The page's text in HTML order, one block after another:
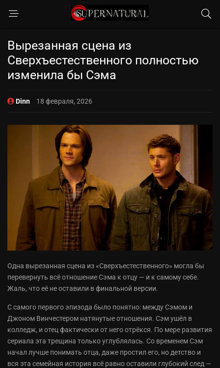
Вырезанная сцена из
Сверхъестественного полностью
изменила бы Сэма
Dinn 18 февраля, 2026
Одна вырезанная сцена из «Сверхъестественного» могла бы
перевернуть всё отношение Сэма к отцу — и к самому себе.
Жаль, что её не оставили в финальной версии.
С самого первого эпизода было понятно: между Сэмом и
Джоном Винчестером натянутые отношения. Сэм ушёл в
колледж, и отец фактически от него отрёкся. По мере развития
сериала эта трещина только углублялась. Со временем Сэм
начал лучше понимать отца, даже простил его, но детство и
вся эта семейная история всё равно оставили глубокий след —